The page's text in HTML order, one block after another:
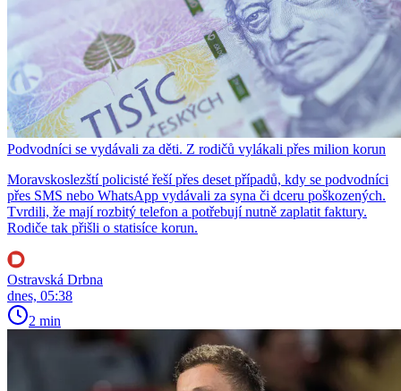
Podvodníci se vydávali za děti. Z rodičů vylákali přes milion korun
Moravskoslezští policisté řeší přes deset případů, kdy se podvodníci
přes SMS nebo WhatsApp vydávali za syna či dceru poškozených.
Tvrdili, že mají rozbitý telefon a potřebují nutně zaplatit faktury.
Rodiče tak přišli o statisíce korun.
Ostravská Drbna
dnes, 05:38
2 min